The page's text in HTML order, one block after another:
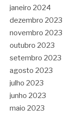
janeiro 2024
dezembro 2023
novembro 2023
outubro 2023
setembro 2023
agosto 2023
julho 2023
junho 2023
maio 2023